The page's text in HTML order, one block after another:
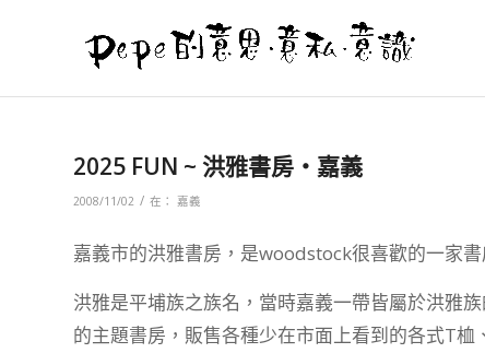
2025 FUN ~ 洪雅書房‧嘉義
2008/11/02 / 在： 嘉義
嘉義市的洪雅書房，是woodstock很喜歡的一家
洪雅是平埔族之族名，當時嘉義一帶皆屬於洪雅
的主題書房，販售各種少在市面上看到的各式T